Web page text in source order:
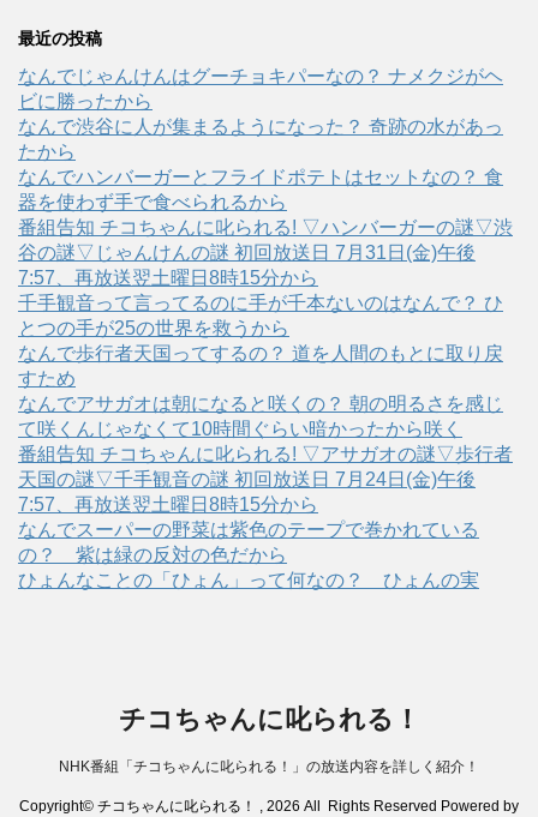
最近の投稿
なんでじゃんけんはグーチョキパーなの？ ナメクジがヘ
ビに勝ったから
なんで渋谷に人が集まるようになった？ 奇跡の水があっ
たから
なんでハンバーガーとフライドポテトはセットなの？ 食
器を使わず手で食べられるから
番組告知 チコちゃんに叱られる! ▽ハンバーガーの謎▽渋
谷の謎▽じゃんけんの謎 初回放送日 7月31日(金)午後
7:57、再放送翌土曜日8時15分から
千手観音って言ってるのに手が千本ないのはなんで？ ひ
とつの手が25の世界を救うから
なんで歩行者天国ってするの？ 道を人間のもとに取り戻
すため
なんでアサガオは朝になると咲くの？ 朝の明るさを感じ
て咲くんじゃなくて10時間ぐらい暗かったから咲く
番組告知 チコちゃんに叱られる! ▽アサガオの謎▽歩行者
天国の謎▽千手観音の謎 初回放送日 7月24日(金)午後
7:57、再放送翌土曜日8時15分から
なんでスーパーの野菜は紫色のテープで巻かれている
の？ 紫は緑の反対の色だから
ひょんなことの「ひょん」って何なの？ ひょんの実
チコちゃんに叱られる！
NHK番組「チコちゃんに叱られる！」の放送内容を詳しく紹介！
Copyright© チコちゃんに叱られる！ , 2026 All Rights Reserved Powered by